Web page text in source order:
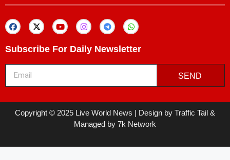
Subscribe For Daily Newsletter
SEND
Copyright © 2025 Live World News | Design by Traffic Tail &
Managed by 7k Network